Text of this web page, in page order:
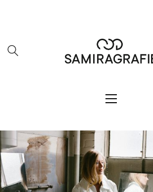
SAMIRAGRAFIE
Datenschutzerklärung
Impressum
Kasse
Kontakt
SERVICES